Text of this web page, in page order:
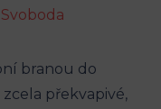
branou do
překvapivé,